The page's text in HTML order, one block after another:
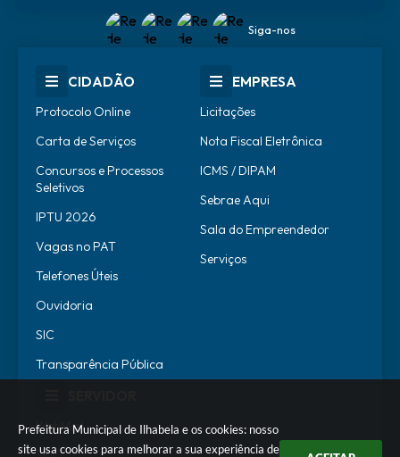
Prefeitura Municipal de Ilhabela e os cookies: nosso
site usa cookies para melhorar a sua experiência de
Siga-nos
CIDADÃO
Protocolo Online
Carta de Serviços
Concursos e Processos
Seletivos
IPTU 2026
Vagas no PAT
Telefones Úteis
Ouvidoria
SIC
Transparência Pública
EMPRESA
Licitações
Nota Fiscal Eletrônica
ICMS / DIPAM
Sebrae Aqui
Sala do Empreendedor
Serviços
WebMail